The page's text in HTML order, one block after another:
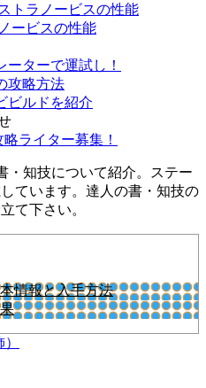
トラノービスの性能
ービスの性能
ターで運試し！
攻略方法
ビルドを紹介
ライター募集！
・知技について紹介。ステー
ています。達人の書・知技の
て下さい。
情報と入手方法